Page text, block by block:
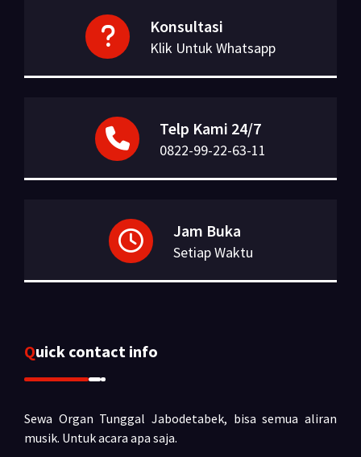
Konsultasi
Klik Untuk Whatsapp
Telp Kami 24/7
0822-99-22-63-11
Jam Buka
Setiap Waktu
Quick contact info
Sewa Organ Tunggal Jabodetabek, bisa semua aliran
musik. Untuk acara apa saja.